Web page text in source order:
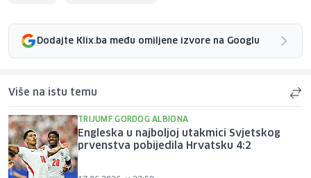
Dodajte Klix.ba među omiljene izvore na Googlu
Više na istu temu
TRIJUMF GORDOG ALBIONA
Engleska u najboljoj utakmici Svjetskog
prvenstva pobijedila Hrvatsku 4:2